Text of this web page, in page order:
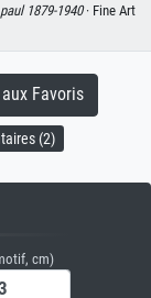
paul 1879-1940· Fine Art
Favoris
(2)
cm)